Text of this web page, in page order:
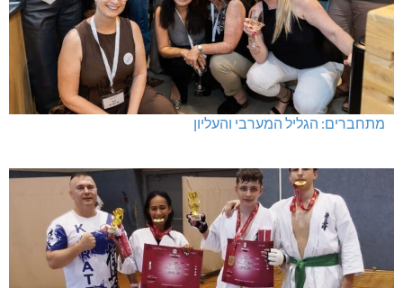
מתחברים: הגליל המערבי והעליון